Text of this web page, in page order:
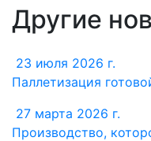
Другие
23 июля 2026 г.
Паллетизация
27 марта 2026 г.
Производство,